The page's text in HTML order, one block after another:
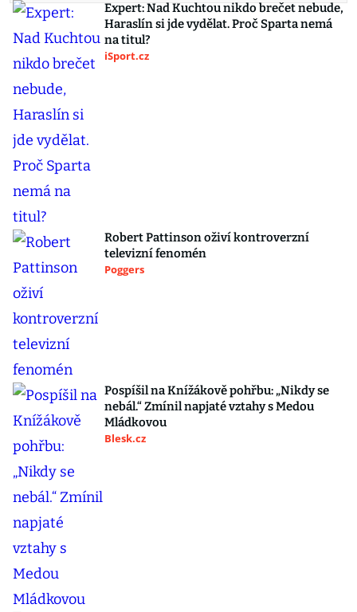
Expert: Nad Kuchtou nikdo brečet nebude,
Haraslín si jde vydělat. Proč Sparta nemá
na titul?
iSport.cz
Robert Pattinson oživí kontroverzní
televizní fenomén
Poggers
Pospíšil na Knížákově pohřbu: „Nikdy se
nebál.“ Zmínil napjaté vztahy s Medou
Mládkovou
Blesk.cz